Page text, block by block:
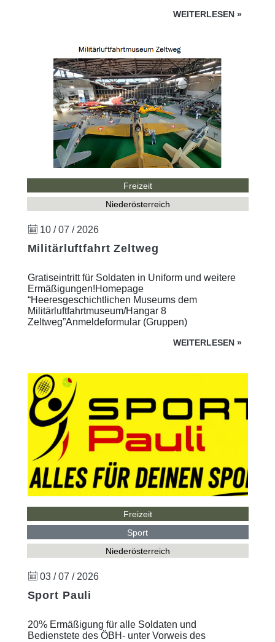
WEITERLESEN »
Freizeit
Niederösterreich
10 / 07 / 2026
Militärluftfahrt Zeltweg
Gratiseintritt für Soldaten in Uniform und weitere
Ermäßigungen!Homepage
“Heeresgeschichtlichen Museums dem
Militärluftfahrtmuseum/Hangar 8
Zeltweg”Anmeldeformular (Gruppen)
WEITERLESEN »
Freizeit
Sport
Niederösterreich
03 / 07 / 2026
Sport Pauli
20% Ermäßigung für alle Soldaten und
Bedienstete des ÖBH- unter Vorweis des